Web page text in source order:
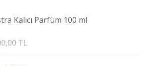
Kalıcı Parfüm 100 ml
TL